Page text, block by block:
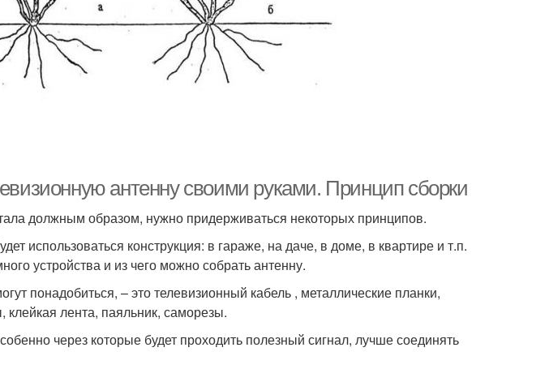
антенну своими руками. Принцип сборки
должным образом, нужно придерживаться некоторых принципов.
использоваться конструкция: в гараже, на даче, в доме, в квартире и т.п.
устройства и из чего можно собрать антенну.
понадобиться, – это телевизионный кабель , металлические планки,
лента, паяльник, саморезы.
через которые будет проходить полезный сигнал, лучше соединять